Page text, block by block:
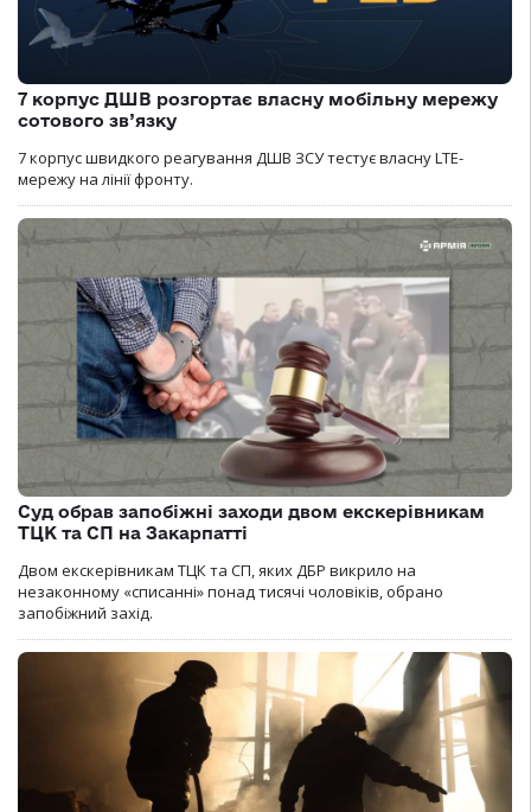
7 корпус ДШВ розгортає власну мобільну мережу
сотового зв’язку
7 корпус швидкого реагування ДШВ ЗСУ тестує власну LTE-
мережу на лінії фронту.
Суд обрав запобіжні заходи двом екскерівникам
ТЦК та СП на Закарпатті
Двом екскерівникам ТЦК та СП, яких ДБР викрило на
незаконному «списанні» понад тисячі чоловіків, обрано
запобіжний захід.